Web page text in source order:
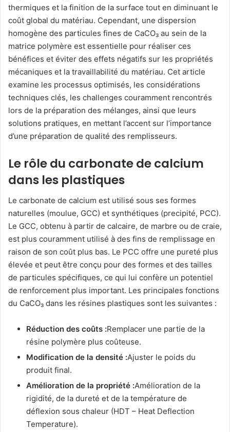
thermiques et la finition de la surface tout en diminuant le
coût global du matériau. Cependant, une dispersion
homogène des particules fines de CaCO₃ au sein de la
matrice polymère est essentielle pour réaliser ces
bénéfices et éviter des effets négatifs sur les propriétés
mécaniques et la travaillabilité du matériau. Cet article
examine les processus optimisés, les considérations
techniques clés, les challenges couramment rencontrés
lors de la préparation des mélanges, ainsi que leurs
solutions pratiques, en mettant l’accent sur l’importance
d’une préparation de qualité des remplisseurs.
Le rôle du carbonate de calcium
dans les plastiques
Le carbonate de calcium est utilisé sous ses formes
naturelles (moulue, GCC) et synthétiques (precipité, PCC).
Le GCC, obtenu à partir de calcaire, de marbre ou de craie,
est plus couramment utilisé à des fins de remplissage en
raison de son coût plus bas. Le PCC offre une pureté plus
élevée et peut être conçu pour des formes et des tailles
de particules spécifiques, ce qui lui confère un potentiel
de renforcement plus important. Les principales fonctions
du CaCO₃ dans les résines plastiques sont les suivantes :
Réduction des coûts :Remplacer une partie de la
résine polymère plus coûteuse.
Modification de la densité :Ajuster le poids du
produit final.
Amélioration de la propriété :Amélioration de la
rigidité, de la dureté et de la température de
déflexion sous chaleur (HDT – Heat Deflection
Temperature).